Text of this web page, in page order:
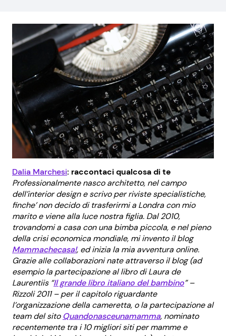
Dalia Marchesi: raccontaci qualcosa di te
Professionalmente nasco architetto, nel campo
dell’interior design e scrivo per riviste specialistiche,
finche’ non decido di trasferirmi a Londra con mio
marito e viene alla luce nostra figlia. Dal 2010,
trovandomi a casa con una bimba piccola, e nel pieno
della crisi economica mondiale, mi invento il blog
Mammachecasa!, ed inizia la mia avventura online.
Grazie alle collaborazioni nate attraverso il blog (ad
esempio la partecipazione al libro di Laura de
Laurentiis “Il grande libro italiano del bambino” –
Rizzoli 2011 – per il capitolo riguardante
l’organizzazione della cameretta, o la partecipazione al
team del sito Quandonasceunamamma, nominato
recentemente tra i 10 migliori siti per mamme e